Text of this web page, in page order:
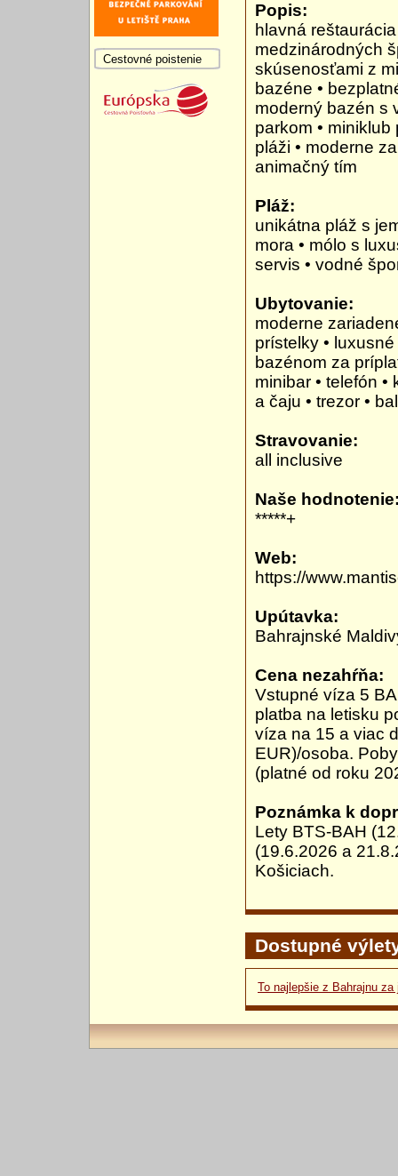
Popis:
hlavná
medzinárodných
skúsenosťami z
bazéne •
moderný bazén s
parkom •
pláži • moderne
animačný tím
Pláž:
unikátna pláž s
mora • mólo s
servis • vodné
Ubytovanie:
moderne
prístelky •
bazénom za
minibar • telefón
a čaju • trezor •
Stravovanie:
all inclusive
Naše
*****+
Web:
https://
Upútavka:
Bahrajnské
Cena nezahŕňa:
Vstupné víza 5
platba na letisku
víza na 15 a viac
EUR)/osoba.
(platné od roku
Poznámka k
Lety BTS-BAH
(19.6.2026 a
Košiciach.
Dostupné
To najlepšie z Bahrajnu za
Cestovné poistenie